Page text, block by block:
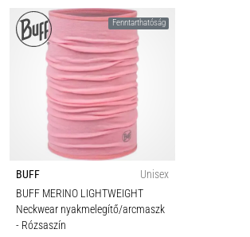
Fenntarthatóság
BUFF
Unisex
BUFF MERINO LIGHTWEIGHT
Neckwear nyakmelegítő/arcmaszk
- Rózsaszín